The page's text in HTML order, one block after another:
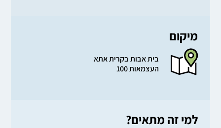
מיקום
בית אבות בקרית אתא
העצמאות 100
למי זה מתאים?